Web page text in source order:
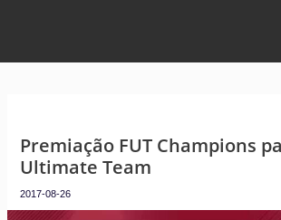
Premiação FUT Champions
Ultimate Team
2017-08-26